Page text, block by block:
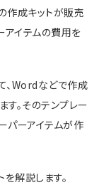
作成キットが販売
アイテムの費用を
、Wordなどで作成
。そのテンプレー
パーアイテムが作
解説します。